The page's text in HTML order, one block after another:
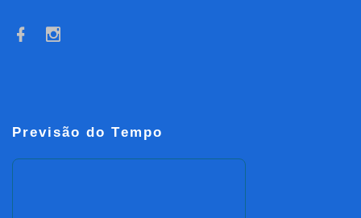
Previsão do Tempo